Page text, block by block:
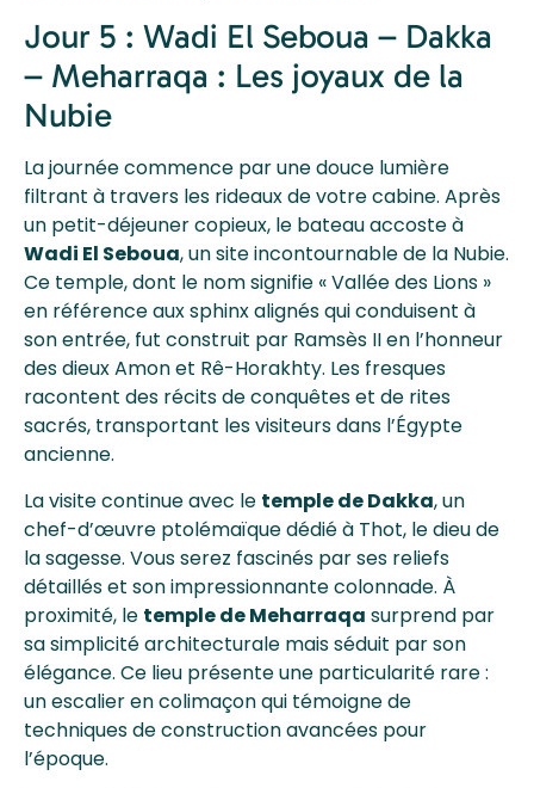
Jour 5 : Wadi El Seboua – Dakka
– Meharraqa : Les joyaux de la
Nubie
La journée commence par une douce lumière
filtrant à travers les rideaux de votre cabine. Après
un petit-déjeuner copieux, le bateau accoste à
Wadi El Seboua, un site incontournable de la Nubie.
Ce temple, dont le nom signifie « Vallée des Lions »
en référence aux sphinx alignés qui conduisent à
son entrée, fut construit par Ramsès II en l’honneur
des dieux Amon et Rê-Horakhty. Les fresques
racontent des récits de conquêtes et de rites
sacrés, transportant les visiteurs dans l’Égypte
ancienne.
La visite continue avec le temple de Dakka, un
chef-d’œuvre ptolémaïque dédié à Thot, le dieu de
la sagesse. Vous serez fascinés par ses reliefs
détaillés et son impressionnante colonnade. À
proximité, le temple de Meharraqa surprend par
sa simplicité architecturale mais séduit par son
élégance. Ce lieu présente une particularité rare :
un escalier en colimaçon qui témoigne de
techniques de construction avancées pour
l’époque.